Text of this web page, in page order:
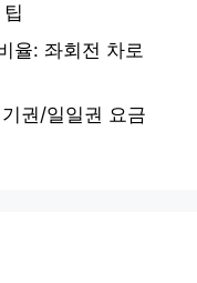
율: 좌회전 차로
권/일일권 요금